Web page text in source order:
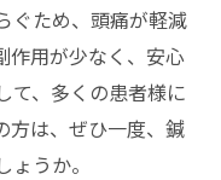
ぐため、頭痛が軽減
作用が少なく、安心
て、多くの患者様に
方は、ぜひ一度、鍼
うか。